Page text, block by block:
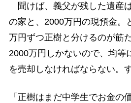
聞けば、義父が残した遺産
の家と、2000万円の現預金。
万円ずつ正樹と分けるのが筋
2000万円しかないので、均等
を売却しなければならない。
「正樹はまだ中学生でお金の